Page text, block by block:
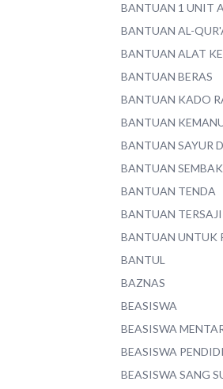
BANTUAN 1 UNIT
BANTUAN AL-
BANTUAN ALAT
BANTUAN BERAS
BANTUAN KADO
BANTUAN
BANTUAN SAYUR
BANTUAN
BANTUAN TENDA
BANTUAN
BANTUAN UNTUK
BANTUL
BAZNAS
BEASISWA
BEASISWA
BEASISWA
BEASISWA SANG